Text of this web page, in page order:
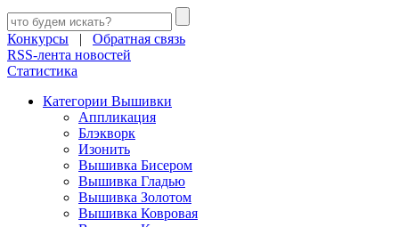
Конкурсы | Обратная связь
RSS-лента новостей
Статистика
Категории Вышивки
Аппликация
Блэкворк
Изонить
Вышивка Бисером
Вышивка Гладью
Вышивка Золотом
Вышивка Ковровая